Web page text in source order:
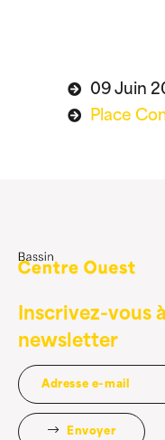
09 Juin
Place
Inscrivez-vous
newsletter
Envoyer